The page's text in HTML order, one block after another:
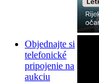
Objednajte si
telefonické
pripojenie na
aukciu